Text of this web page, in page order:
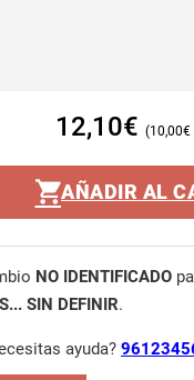
12,10€ 10,00€
AÑADIR AL
NO IDENTIFICADO
SIN DEFINIR.
ayuda?